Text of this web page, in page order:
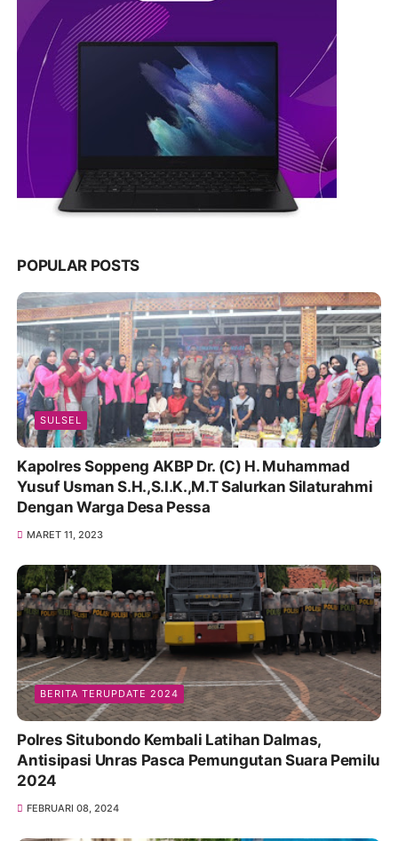
POPULAR POSTS
SULSEL
Kapolres Soppeng AKBP Dr. (C) H. Muhammad
Yusuf Usman S.H.,S.I.K.,M.T Salurkan Silaturahmi
Dengan Warga Desa Pessa
MARET 11, 2023
BERITA TERUPDATE 2024
Polres Situbondo Kembali Latihan Dalmas,
Antisipasi Unras Pasca Pemungutan Suara Pemilu
2024
FEBRUARI 08, 2024